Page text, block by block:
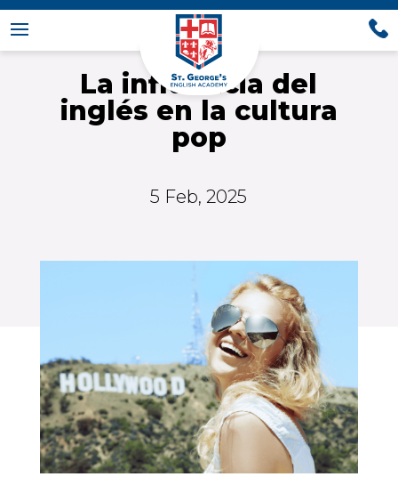
La influencia del
inglés en la cultura
pop
5 Feb, 2025